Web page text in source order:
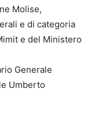
Molise,
e di categoria
e del Ministero
Generale
Umberto